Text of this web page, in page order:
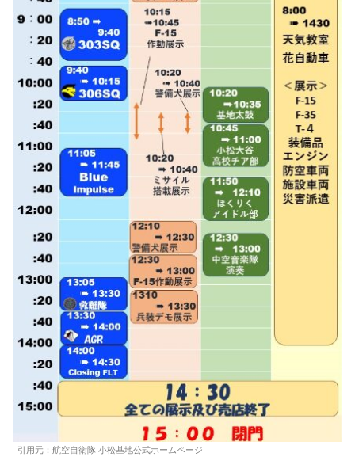
引用元：航空自衛隊 小松基地公式ホームページ